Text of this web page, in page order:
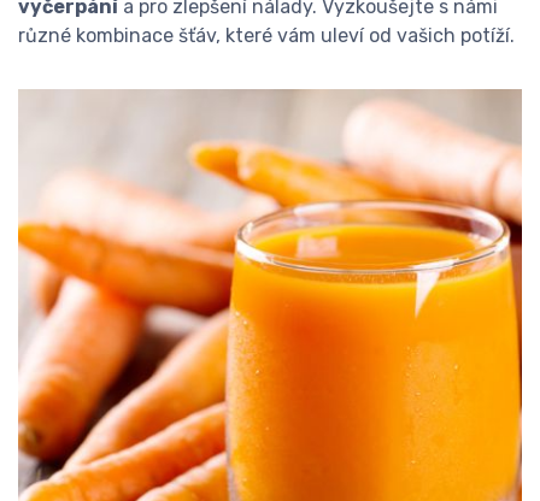
vyčerpánía pro zlepšení nálady. Vyzkoušejte s námi
různé kombinace šťáv, které vám uleví od vašich potíží.